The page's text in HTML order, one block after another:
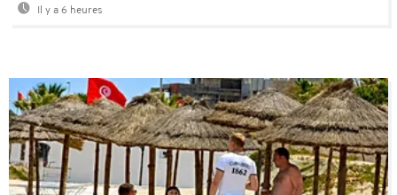
Il y a 6 heures